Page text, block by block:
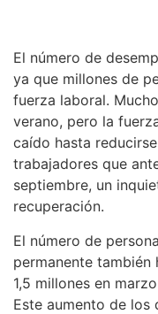
El número de
ya que millones de
fuerza laboral.
verano, pero la
caído hasta
trabajadores que
septiembre, un
recuperación.
El número de
permanente
1,5 millones en
Este aumento de los